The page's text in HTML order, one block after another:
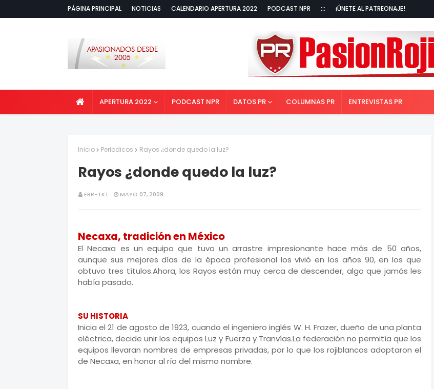
PÁGINA PRINCIPAL NOTICIAS CALENDARIO APERTURA 2022 PODCAST NPR ::: ¡ÚNETE AL PATREONAJE!
APERTURA 2022 PODCAST NPR DATOS PR COLUMNAS PR ENTREVISTAS PR
Inicio Periodicos Rayos ¿donde quedo la luz?
Rayos ¿donde quedo la luz?
EBR-TKT MAYO 07, 2009
Necaxa, tradición en México
El Necaxa es un equipo que tuvo un arrastre impresionante hace más de 50 años,
aunque sus mejores días de la época profesional los vivió en los años 90, en los que
obtuvo tres títulos.Ahora, los Rayos están muy cerca de descender, algo que jamás les
había pasado.
SU HISTORIA
Inicia el 21 de agosto de 1923, cuando el ingeniero inglés W. H. Frazer, dueño de una planta
eléctrica, decide unir los equipos Luz y Fuerza y Tranvías.La federación no permitía que los
equipos llevaran nombres de empresas privadas, por lo que los rojiblancos adoptaron el
de Necaxa, en honor al río del mismo nombre.